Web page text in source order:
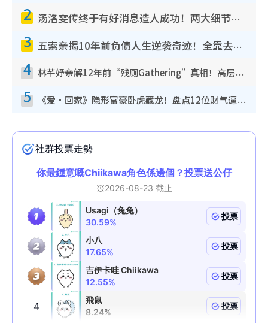
2 汤洛雯传终于有好消息造人成功！两大细节曝孕味极浓引猜测：大肚婆先会咁！
3 五索亲揭10年前负债人生逆袭奇迹！全靠去一地方转运后即遇上马先生
4 林芊妤亲解12年前“残厕Gathering”真相！高层解约一句话重创尊严，至今拒返TVB
5 《爱·回家》隐形富豪卧虎藏龙！盘点12位财气逼人的有钱艺人：这位美女3亿身家不愁做